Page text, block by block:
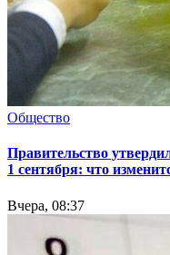
Общество
Правительство
1 сентября: что
Вчера, 08:37